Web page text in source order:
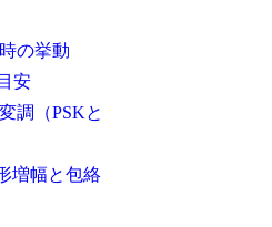
の挙動
安
調（PSKと
増幅と包絡